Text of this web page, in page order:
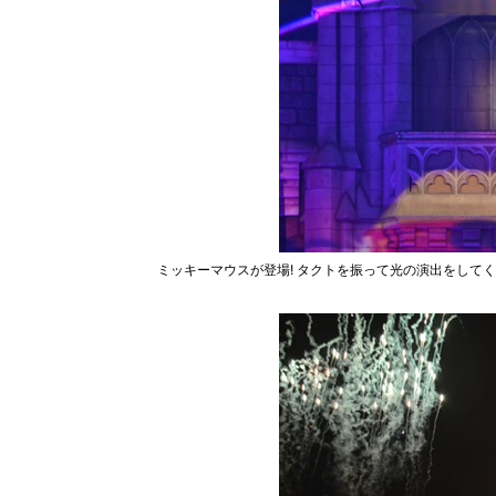
ミッキーマウスが登場! タクトを振って光の演出をして